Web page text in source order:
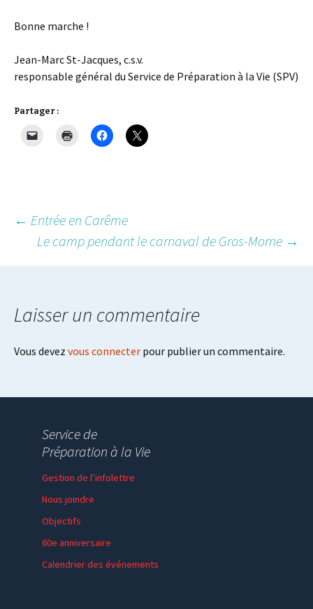
Bonne marche !
Jean-Marc St-Jacques, c.s.v.
responsable général du Service de Préparation à la Vie (SPV)
Partager :
Post
navigation
← Entrée en Carême
Le camp pendant le carnaval de Gros-Morne →
Laisser un commentaire
Vous devez vous connecter pour publier un commentaire.
Service de
Préparation à la Vie
Gestion de l’infolettre
Nous joindre
Objectifs
60e anniversaire
Calendrier des événements